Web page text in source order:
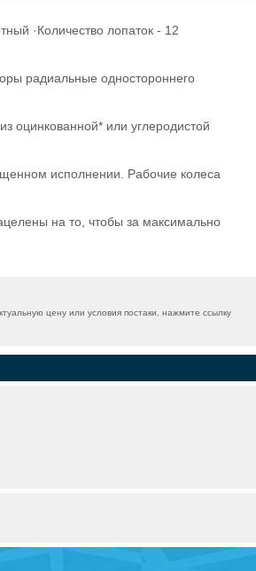
·Количество лопаток - 12
радиальные одностороннего
оцинкованной* или углеродистой
исполнении. Рабочие колеса
на то, чтобы за максимально
цену или условия постаки, нажмите ссылку